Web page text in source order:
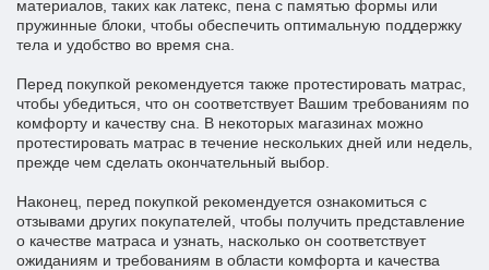
материалов, таких как латекс, пена с памятью формы или
пружинные блоки, чтобы обеспечить оптимальную поддержку
тела и удобство во время сна.
Перед покупкой рекомендуется также протестировать матрас,
чтобы убедиться, что он соответствует Вашим требованиям по
комфорту и качеству сна. В некоторых магазинах можно
протестировать матрас в течение нескольких дней или недель,
прежде чем сделать окончательный выбор.
Наконец, перед покупкой рекомендуется ознакомиться с
отзывами других покупателей, чтобы получить представление
о качестве матраса и узнать, насколько он соответствует
ожиданиям и требованиям в области комфорта и качества